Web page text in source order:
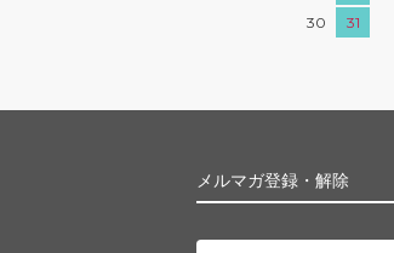
30
31
メルマガ登録・解除